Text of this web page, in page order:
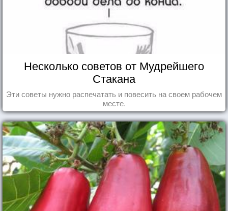
Несколько советов от Мудрейшего
Стакана
Эти советы нужно распечатать и повесить на своем рабочем
месте.